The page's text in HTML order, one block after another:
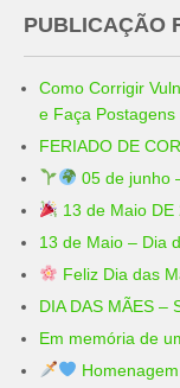
PUBLICAÇÃO
Como Corrigir
e Faça
FERIADO DE
05 de junho
13 de Maio DE
13 de Maio – Dia
Feliz Dia das
DIA DAS MÃES –
Em memória de